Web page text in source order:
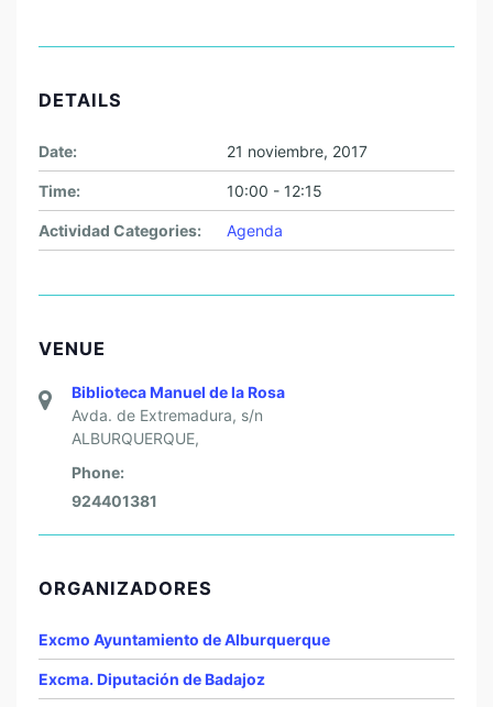
DETAILS
Date: 21 noviembre, 2017
Time: 10:00 - 12:15
Actividad Categories: Agenda
VENUE
Biblioteca Manuel de la Rosa
Avda. de Extremadura, s/n
ALBURQUERQUE,
Phone:
924401381
ORGANIZADORES
Excmo Ayuntamiento de Alburquerque
Excma. Diputación de Badajoz